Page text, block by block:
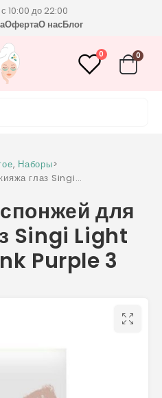
10:00 до 22:00
ОфертаО насБлог
0 0
, Наборы>
глаз Singi
для
Singi Light
Purple 3